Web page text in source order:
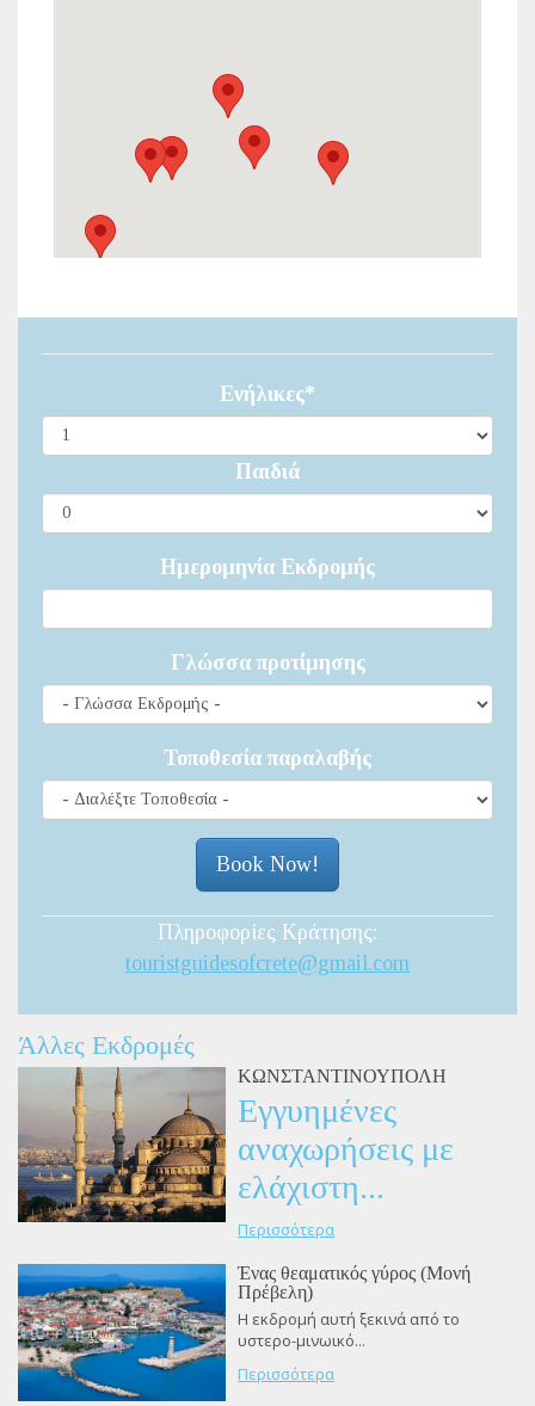
Ενήλικες*
Παιδιά
Ημερομηνία Εκδρομής
Γλώσσα προτίμησης
Τοποθεσία παραλαβής
Πληροφορίες Κράτησης:
touristguidesofcrete@gmail.com
Άλλες Εκδρομές
ΚΩΝΣΤΑΝΤΙΝΟΥΠΟΛΗ
Εγγυημένες
αναχωρήσεις με
ελάχιστη...
Περισσότερα
Ένας θεαματικός γύρος (Μονή
Πρέβελη)
Η εκδρομή αυτή ξεκινά από το
υστερο-μινωικό...
Περισσότερα